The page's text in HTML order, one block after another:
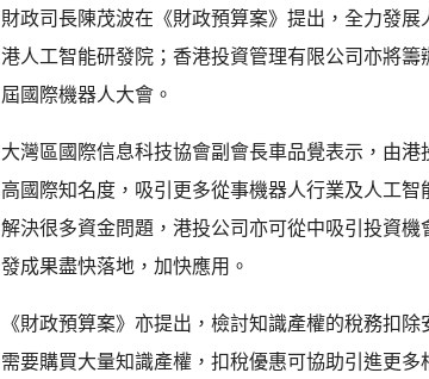
財政司長陳茂波在《財政預算案》提出，全力發
港人工智能研發院；香港投資管理有限公司亦將
屆國際機器人大會。
大灣區國際信息科技協會副會長車品覺表示，由
高國際知名度，吸引更多從事機器人行業及人工
解決很多資金問題，港投公司亦可從中吸引投資
發成果盡快落地，加快應用。
《財政預算案》亦提出，檢討知識產權的稅務扣
需要購買大量知識產權，扣稅優惠可協助引進更多